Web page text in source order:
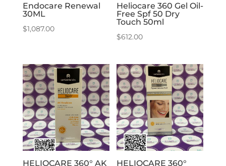
Endocare Renewal
30ML
$1,087.00
Heliocare 360 Gel Oil-
Free Spf 50 Dry
Touch 50ml
$612.00
HELIOCARE 360° AK
HELIOCARE 360°